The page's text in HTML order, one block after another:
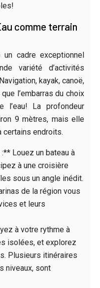
comme terrain
cadre exceptionnel
variété d’activités
kayak, canoë,
l’embarras du choix
La profondeur
9 mètres, mais elle
endroits.
Louez un bateau à
à une croisière
sous un angle inédit.
de la région vous
et leurs
à votre rythme à
isolées, et explorez
Plusieurs itinéraires
niveaux, sont